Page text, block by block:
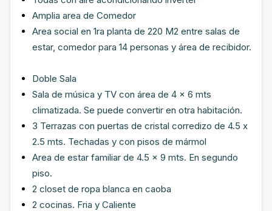
Amplia area de Comedor
Area social en 1ra planta de 220 M2 entre salas de
estar, comedor para 14 personas y área de recibidor.
Doble Sala
Sala de música y TV con área de 4 x 6 mts
climatizada. Se puede convertir en otra habitación.
3 Terrazas con puertas de cristal corredizo de 4.5 x
2.5 mts. Techadas y con pisos de mármol
Area de estar familiar de 4.5 x 9 mts. En segundo
piso.
2 closet de ropa blanca en caoba
2 cocinas. Fria y Caliente